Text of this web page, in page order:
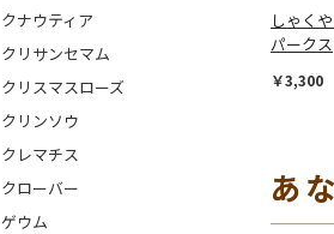
クナウティア
クリサンセマム
クリスマスローズ
クリンソウ
クレマチス
クローバー
ゲウム
しゃく
パークス
￥3,300
あ